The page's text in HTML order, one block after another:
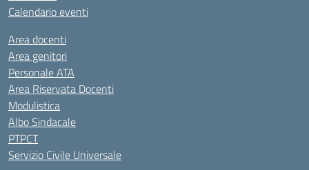
Calendario eventi
Area docenti
Area genitori
Personale ATA
Area Riservata Docenti
Modulistica
Albo Sindacale
PTPCT
Servizio Civile Universale